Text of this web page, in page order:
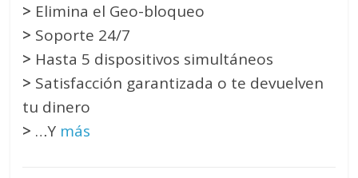
> Elimina el Geo-bloqueo
> Soporte 24/7
> Hasta 5 dispositivos simultáneos
> Satisfacción garantizada o te devuelven
tu dinero
> …Y más